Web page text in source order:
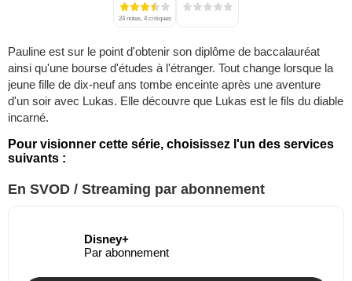
24 notes, 4 critiques
Pauline est sur le point d'obtenir son diplôme de baccalauréat
ainsi qu'une bourse d'études à l'étranger. Tout change lorsque la
jeune fille de dix-neuf ans tombe enceinte après une aventure
d'un soir avec Lukas. Elle découvre que Lukas est le fils du diable
incarné.
Pour visionner cette série, choisissez l'un des services
suivants :
En SVOD / Streaming par abonnement
Disney+
Par abonnement